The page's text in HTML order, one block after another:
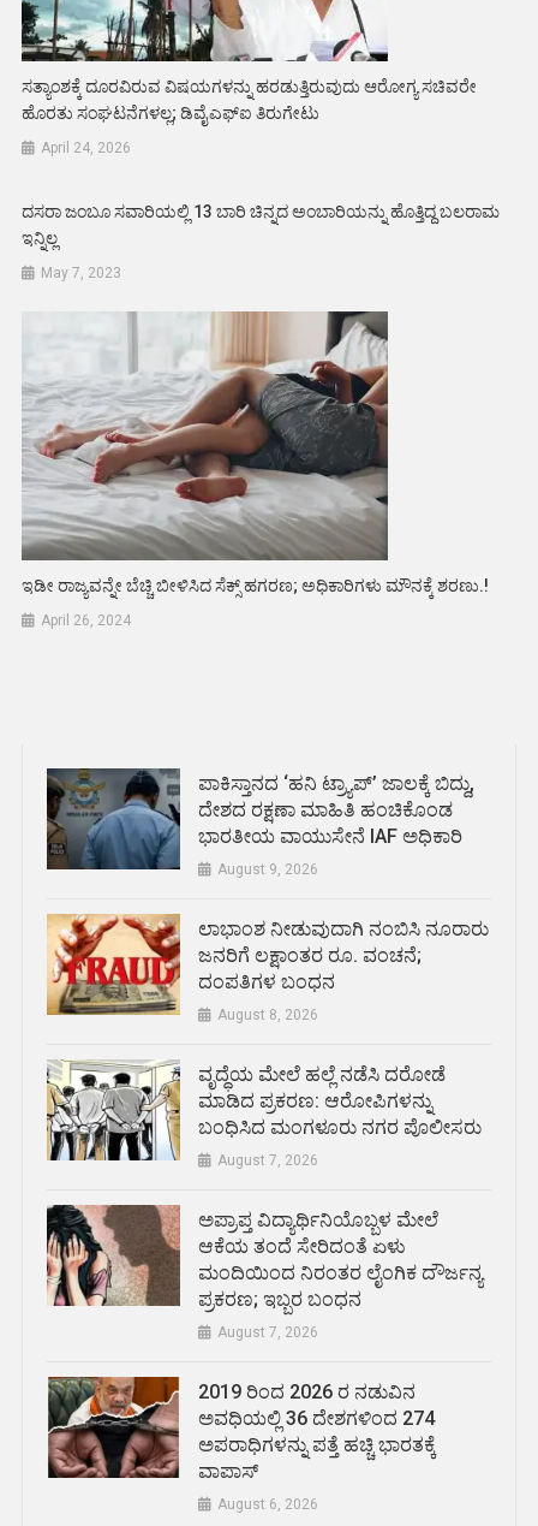
ಸತ್ಯಾಂಶಕ್ಕೆ ದೂರವಿರುವ ವಿಷಯಗಳನ್ನು ಹರಡುತ್ತಿರುವುದು ಆರೋಗ್ಯ ಸಚಿವರೇ
ಹೊರತು ಸಂಘಟನೆಗಳಲ್ಲ; ಡಿವೈಎಫ್ಐ ತಿರುಗೇಟು
April 24, 2026
ದಸರಾ ಜಂಬೂ ಸವಾರಿಯಲ್ಲಿ 13 ಬಾರಿ ಚಿನ್ನದ ಅಂಬಾರಿಯನ್ನು ಹೊತ್ತಿದ್ದ ಬಲರಾಮ
ಇನ್ನಿಲ್ಲ
May 7, 2023
ಇಡೀ ರಾಜ್ಯವನ್ನೇ ಬೆಚ್ಚಿ ಬೀಳಿಸಿದ ಸೆಕ್ಸ್ ಹಗರಣ; ಅಧಿಕಾರಿಗಳು ಮೌನಕ್ಕೆ ಶರಣು.!
April 26, 2024
ಪಾಕಿಸ್ತಾನದ ‘ಹನಿ ಟ್ರ್ಯಾಪ್’ ಜಾಲಕ್ಕೆ ಬಿದ್ದು,
ದೇಶದ ರಕ್ಷಣಾ ಮಾಹಿತಿ ಹಂಚಿಕೊಂಡ
ಭಾರತೀಯ ವಾಯುಸೇನೆ IAF ಅಧಿಕಾರಿ
August 9, 2026
ಲಾಭಾಂಶ ನೀಡುವುದಾಗಿ ನಂಬಿಸಿ ನೂರಾರು
ಜನರಿಗೆ ಲಕ್ಷಾಂತರ ರೂ. ವಂಚನೆ;
ದಂಪತಿಗಳ ಬಂಧನ
August 8, 2026
ವೃದ್ಧೆಯ ಮೇಲೆ ಹಲ್ಲೆ ನಡೆಸಿ ದರೋಡೆ
ಮಾಡಿದ ಪ್ರಕರಣ: ಆರೋಪಿಗಳನ್ನು
ಬಂಧಿಸಿದ ಮಂಗಳೂರು ನಗರ ಪೊಲೀಸರು
August 7, 2026
ಅಪ್ರಾಪ್ತ ವಿದ್ಯಾರ್ಥಿನಿಯೊಬ್ಬಳ ಮೇಲೆ
ಆಕೆಯ ತಂದೆ ಸೇರಿದಂತೆ ಏಳು
ಮಂದಿಯಿಂದ ನಿರಂತರ ಲೈಂಗಿಕ ದೌರ್ಜನ್ಯ
ಪ್ರಕರಣ; ಇಬ್ಬರ ಬಂಧನ
August 7, 2026
2019 ರಿಂದ 2026 ರ ನಡುವಿನ
ಅವಧಿಯಲ್ಲಿ 36 ದೇಶಗಳಿಂದ 274
ಅಪರಾಧಿಗಳನ್ನು ಪತ್ತೆ ಹಚ್ಚಿ ಭಾರತಕ್ಕೆ
ವಾಪಾಸ್
August 6, 2026